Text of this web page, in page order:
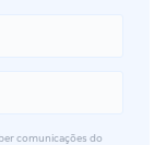
comunicações do